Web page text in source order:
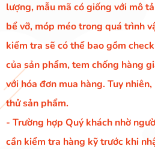
lượng, mẫu mã có giống với mô
bể vỡ, móp méo trong quá trình
kiểm tra sẽ có thể bao gồm
của sản phẩm, tem chống hàng
với hóa đơn mua hàng. Tuy
thử sản phẩm.
- Trường hợp Quý khách nhờ
cần kiểm tra hàng kỹ trước khi